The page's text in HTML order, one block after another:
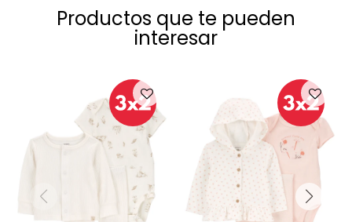
Productos que te pueden
interesar